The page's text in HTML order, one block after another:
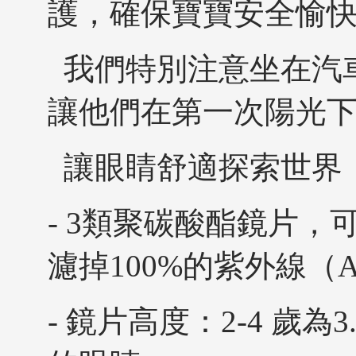
護，確保寶寶安全愉
我們特別注意坐在汽
讓他們在第一次陽光
讓眼睛舒適探索世界
- 3類聚碳酸酯鏡片，
濾掉100%的紫外線（
- 鏡片高度：2-4 歲為